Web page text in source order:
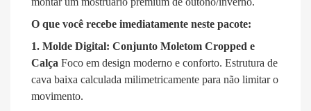
O que você recebe imediatamente neste pacote:
1. Molde Digital: Conjunto Moletom Cropped e
Calça Foco em design moderno e conforto. Estrutura de
cava baixa calculada milimetricamente para não limitar o
movimento.